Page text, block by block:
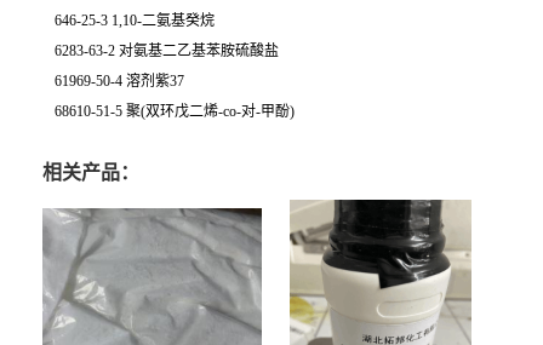
646-25-3 1,10-二氨基癸烷
6283-63-2 对氨基二乙基苯胺硫酸盐
61969-50-4 溶剂紫37
68610-51-5 聚(双环戊二烯-co-对-甲酚)
相关产品：